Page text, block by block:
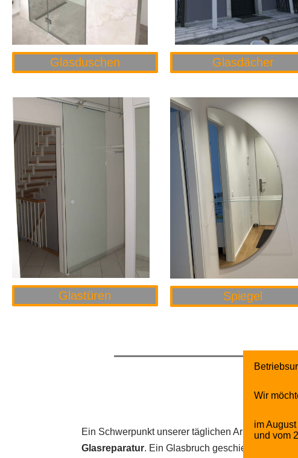
Glasduschen Glasdächer
Glastüren Spiegel
Ein Schwerpunkt unserer täglichen Arbeit liegt in
Glasreparatur. Ein Glasbruch geschieht oft
Wir
im
und vom